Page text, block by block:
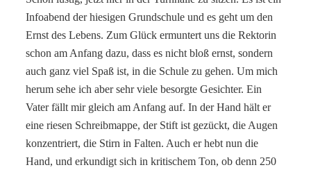
Infoabend der hiesigen Grundschule und es geht um den
Ernst des Lebens. Zum Glück ermuntert uns die Rektorin
schon am Anfang dazu, dass es nicht bloß ernst, sondern
auch ganz viel Spaß ist, in die Schule zu gehen. Um mich
herum sehe ich aber sehr viele besorgte Gesichter. Ein
Vater fällt mir gleich am Anfang auf. In der Hand hält er
eine riesen Schreibmappe, der Stift ist gezückt, die Augen
konzentriert, die Stirn in Falten. Auch er hebt nun die
Hand, und erkundigt sich in kritischem Ton, ob denn 250